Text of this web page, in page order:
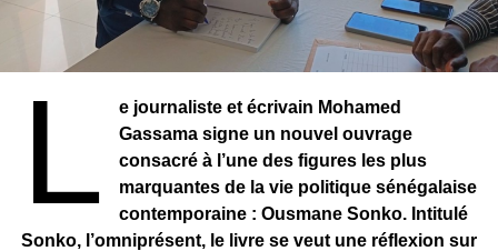
CÔTE D’IVOIRE – PADEV 2024 : Boss+
couronnée à Kigali
L
e journaliste et écrivain Mohamed
Gassama signe un nouvel ouvrage
consacré à l’une des figures les plus
marquantes de la vie politique sénégalaise
contemporaine : Ousmane Sonko. Intitulé
Sonko, l’omniprésent, le livre se veut une réflexion sur